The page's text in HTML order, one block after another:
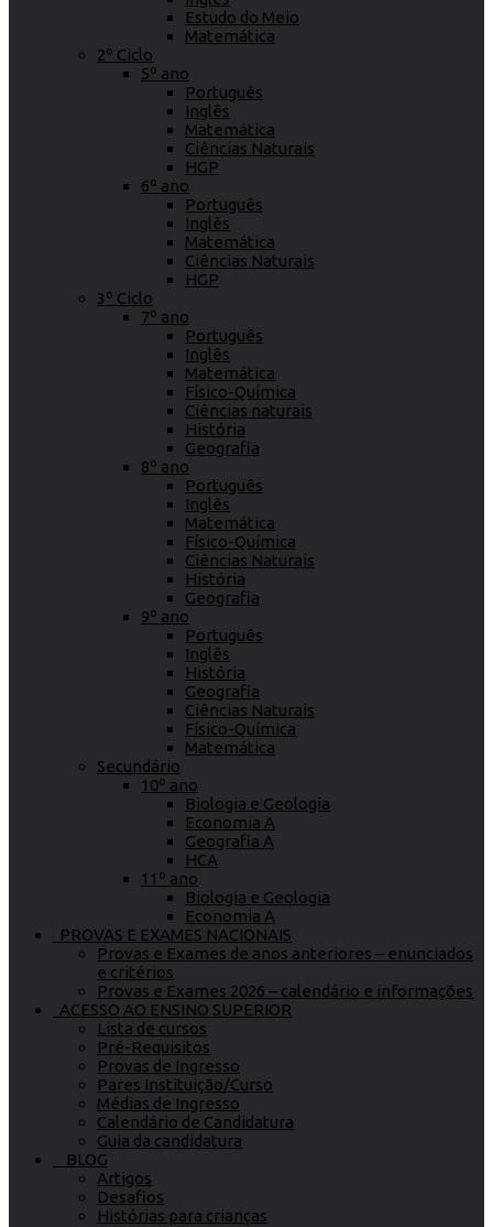
Estudo do Meio
Matemática
2º Ciclo
5º ano
Português
Inglês
Matemática
Ciências Naturais
HGP
6º ano
Português
Inglês
Matemática
Ciências Naturais
HGP
3º Ciclo
7º ano
Português
Inglês
Matemática
Físico-Química
Ciências naturais
História
Geografia
8º ano
Português
Inglês
Matemática
Físico-Química
Ciências Naturais
História
Geografia
9º ano
Português
Inglês
História
Geografia
Ciências Naturais
Físico-Química
Matemática
Secundário
10º ano
Biologia e Geologia
Economia A
Geografia A
HCA
11º ano
Biologia e Geologia
Economia A
PROVAS E EXAMES NACIONAIS
Provas e Exames de anos anteriores – enunciados
e critérios
Provas e Exames 2026 – calendário e informações
ACESSO AO ENSINO SUPERIOR
Lista de cursos
Pré-Requisitos
Provas de Ingresso
Pares Instituição/Curso
Médias de Ingresso
Calendário de Candidatura
Guia da candidatura
BLOG
Artigos
Desafios
Histórias para crianças